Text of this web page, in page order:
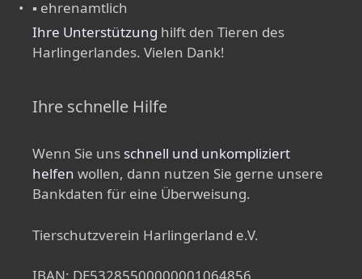
▪ ehrenamtlich
Ihre Unterstützung hilft den Tieren des
Harlingerlandes. Vielen Dank!
Ihre schnelle Hilfe
Wenn Sie uns schnell und unkompliziert
helfen wollen, dann nutzen Sie gerne unsere
Bankdaten für eine Überweisung.
Tierschutzverein Harlingerland e.V.